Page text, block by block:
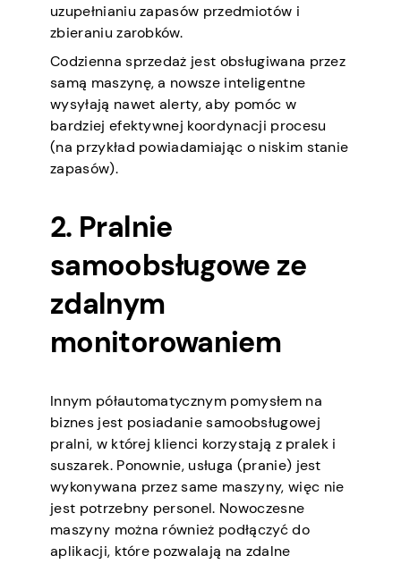
uzupełnianiu zapasów przedmiotów i
zbieraniu zarobków.
Codzienna sprzedaż jest obsługiwana przez
samą maszynę, a nowsze inteligentne
wysyłają nawet alerty, aby pomóc w
bardziej efektywnej koordynacji procesu
(na przykład powiadamiając o niskim stanie
zapasów).
2. Pralnie
samoobsługowe ze
zdalnym
monitorowaniem
Innym półautomatycznym pomysłem na
biznes jest posiadanie samoobsługowej
pralni, w której klienci korzystają z pralek i
suszarek. Ponownie, usługa (pranie) jest
wykonywana przez same maszyny, więc nie
jest potrzebny personel. Nowoczesne
maszyny można również podłączyć do
aplikacji, które pozwalają na zdalne